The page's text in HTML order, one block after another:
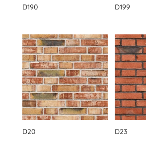
D190 D199
D20 D23